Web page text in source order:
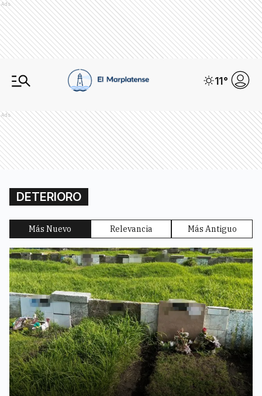
Ads
11°
Ads
DETERIORO
Más Nuevo Relevancia Más Antiguo